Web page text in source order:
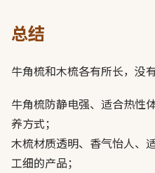
总结
牛角梳和木梳各有所长，没
牛角梳防静电强、适合热性
养方式；
木梳材质透明、香气怡人、
工细的产品；